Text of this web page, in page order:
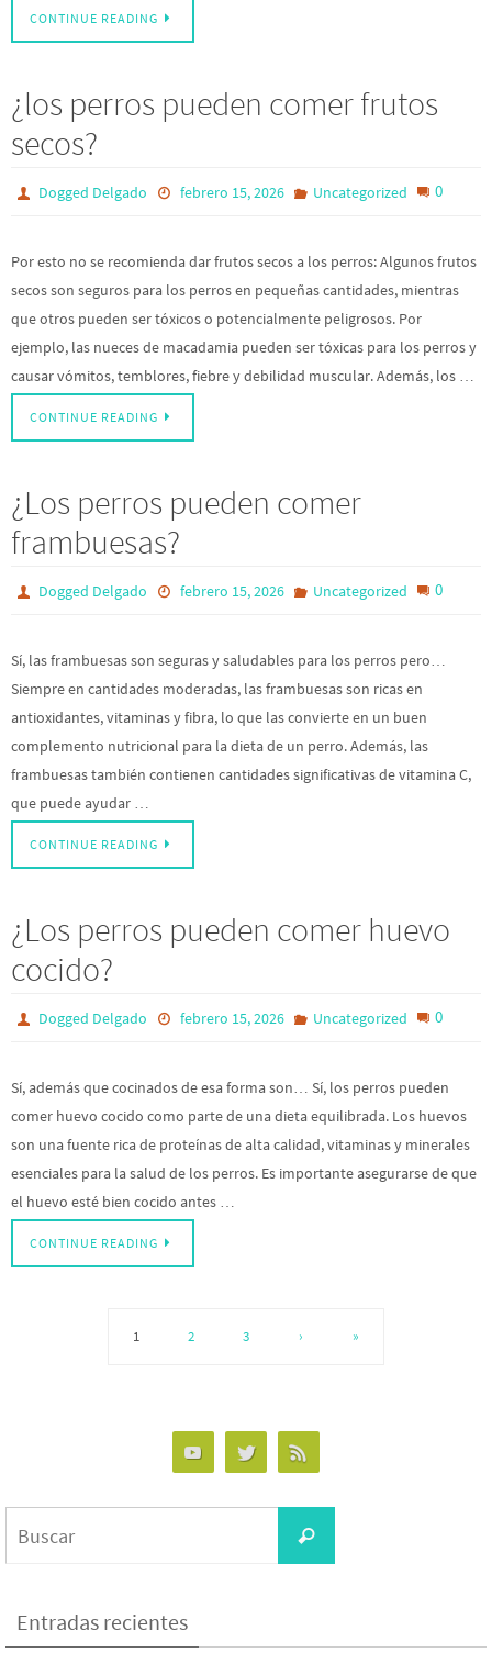
CONTINUE READING
¿los perros pueden comer frutos
secos?
Dogged Delgado febrero 15, 2026 Uncategorized 0
Por esto no se recomienda dar frutos secos a los perros: Algunos frutos
secos son seguros para los perros en pequeñas cantidades, mientras
que otros pueden ser tóxicos o potencialmente peligrosos. Por
ejemplo, las nueces de macadamia pueden ser tóxicas para los perros y
causar vómitos, temblores, fiebre y debilidad muscular. Además, los …
CONTINUE READING
¿Los perros pueden comer
frambuesas?
Dogged Delgado febrero 15, 2026 Uncategorized 0
Sí, las frambuesas son seguras y saludables para los perros pero…
Siempre en cantidades moderadas, las frambuesas son ricas en
antioxidantes, vitaminas y fibra, lo que las convierte en un buen
complemento nutricional para la dieta de un perro. Además, las
frambuesas también contienen cantidades significativas de vitamina C,
que puede ayudar …
CONTINUE READING
¿Los perros pueden comer huevo
cocido?
Dogged Delgado febrero 15, 2026 Uncategorized 0
Sí, además que cocinados de esa forma son… Sí, los perros pueden
comer huevo cocido como parte de una dieta equilibrada. Los huevos
son una fuente rica de proteínas de alta calidad, vitaminas y minerales
esenciales para la salud de los perros. Es importante asegurarse de que
el huevo esté bien cocido antes …
CONTINUE READING
1 2 3 › »
Entradas recientes